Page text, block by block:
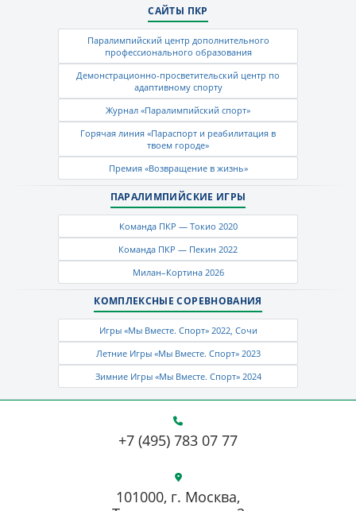
САЙТЫ ПКР
Паралимпийский центр дополнительного
профессионального образования
Демонстрационно-просветительский центр по
адаптивному спорту
Журнал «Паралимпийский спорт»
Горячая линия «Параспорт и реабилитация в
твоем городе»
Премия «Возвращение в жизнь»
ПАРАЛИМПИЙСКИЕ ИГРЫ
Команда ПКР — Токио 2020
Команда ПКР — Пекин 2022
Милан–Кортина 2026
КОМПЛЕКСНЫЕ СОРЕВНОВАНИЯ
Игры «Мы Вместе. Спорт» 2022, Сочи
Летние Игры «Мы Вместе. Спорт» 2023
Зимние Игры «Мы Вместе. Спорт» 2024
+7 (495) 783 07 77
101000, г. Москва,